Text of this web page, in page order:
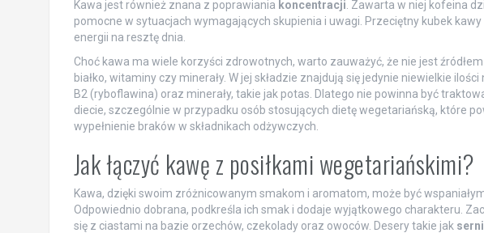
Kawa jest również znana z poprawiania koncentracji . Zawarta w niej kofeina
pomocne w sytuacjach wymagających skupienia i uwagi. Przeciętny kubek
energii na resztę dnia.
Choć kawa ma wiele korzyści zdrowotnych, warto zauważyć, że nie jest
białko, witaminy czy minerały. W jej składzie znajdują się jedynie niewielkie
B2 (ryboflawina) oraz minerały, takie jak potas. Dlatego nie powinna być
diecie, szczególnie w przypadku osób stosujących dietę wegetariańską, które
wypełnienie braków w składnikach odżywczych.
Jak łączyć kawę z posiłkami wegetariańskimi?
Kawa, dzięki swoim zróżnicowanym smakom i aromatom, może być
Odpowiednio dobrana, podkreśla ich smak i dodaje wyjątkowego charakteru.
się z ciastami na bazie orzechów, czekolady oraz owoców. Desery takie jak